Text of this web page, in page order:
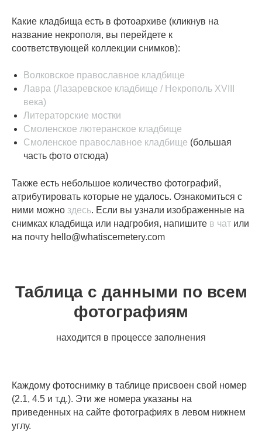
Какие кладбища есть в фотоархиве (кликнув на
название некрополя, вы перейдете к
соответствующей коллекции снимков):
Волковское православное кладбище
Лавра (Лазаревское кладбище / Некрополь XVIII
века)
Литераторские мостки
Смоленское лютеранское кладбище
Смоленское православное кладбище (большая
часть фото отсюда)
Также есть небольшое количество фотографий,
атрибутировать которые не удалось. Ознакомиться с
ними можно здесь. Если вы узнали изображенные на
снимках кладбища или надгробия, напишите в чат или
на почту hello@whatiscemetery.com
Таблица с данными по всем
фотографиям
находится в процессе заполнения
Каждому фотоснимку в таблице присвоен свой номер
(2.1, 4.5 и т.д.). Эти же номера указаны на
приведенных на сайте фотографиях в левом нижнем
углу.